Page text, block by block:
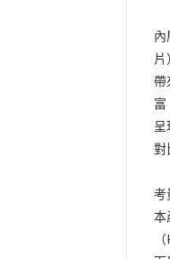
內
片
帶
富
呈
對
考
本